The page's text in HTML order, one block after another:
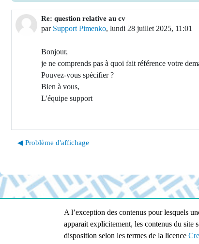
Re: question relative au cv
par Support Pimenko, lundi 28 juillet 2025, 11:01
Nombre de réponses : 0
Bonjour,
je ne comprends pas à quoi fait référence votre
Pouvez-vous spécifier ?
Bien à vous,
L'équipe support
◀︎ Problème d'affichage
A l’exception des contenus pour lesquels
apparait explicitement, les contenus du site
disposition selon les termes de la licence